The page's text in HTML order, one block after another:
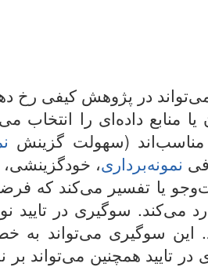
در پژوهش کیفی رخ
منابع داده‌ای را انتخاب
(سهولت گزینش
نمونه‌برداری،
یا تفسیر می‌کند که
رد می‌کند. سوگیری در
این سوگیری می‌تواند
تایید همچنین می‌تواند